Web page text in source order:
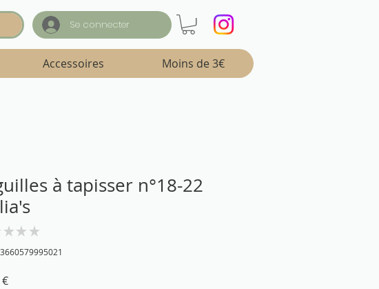
Se connecter
Accessoires Moins de 3€
à tapisser n°18-22
★ ★ ★
Prix